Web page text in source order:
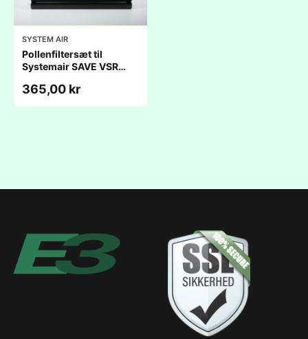
SYSTEM AIR
Pollenfiltersæt til
Systemair SAVE VSR
(472x279x321mm/472x237x330mm)
365,00 kr